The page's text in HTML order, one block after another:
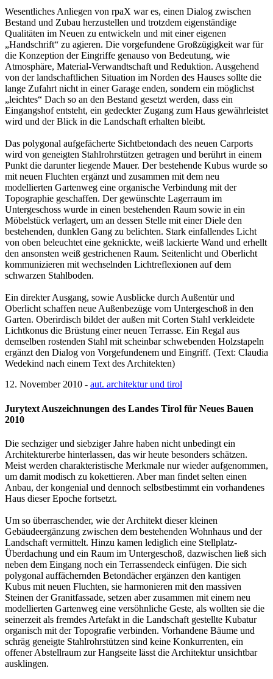
Wesentliches Anliegen von rpaX war es, einen Dialog zwischen
Bestand und Zubau herzustellen und trotzdem eigenständige
Qualitäten im Neuen zu entwickeln und mit einer eigenen
„Handschrift“ zu agieren. Die vorgefundene Großzügigkeit war für
die Konzeption der Eingriffe genauso von Bedeutung, wie
Atmosphäre, Material-Verwandtschaft und Reduktion. Ausgehend
von der landschaftlichen Situation im Norden des Hauses sollte die
lange Zufahrt nicht in einer Garage enden, sondern ein möglichst
„leichtes“ Dach so an den Bestand gesetzt werden, dass ein
Eingangshof entsteht, ein gedeckter Zugang zum Haus gewährleistet
wird und der Blick in die Landschaft erhalten bleibt.
Das polygonal aufgefächerte Sichtbetondach des neuen Carports
wird von geneigten Stahlrohrstützen getragen und berührt in einem
Punkt die darunter liegende Mauer. Der bestehende Kubus wurde so
mit neuen Fluchten ergänzt und zusammen mit dem neu
modellierten Gartenweg eine organische Verbindung mit der
Topographie geschaffen. Der gewünschte Lagerraum im
Untergeschoss wurde in einen bestehenden Raum sowie in ein
Möbelstück verlagert, um an dessen Stelle mit einer Diele den
bestehenden, dunklen Gang zu belichten. Stark einfallendes Licht
von oben beleuchtet eine geknickte, weiß lackierte Wand und erhellt
den ansonsten weiß gestrichenen Raum. Seitenlicht und Oberlicht
kommunizieren mit wechselnden Lichtreflexionen auf dem
schwarzen Stahlboden.
Ein direkter Ausgang, sowie Ausblicke durch Außentür und
Oberlicht schaffen neue Außenbezüge vom Untergeschoß in den
Garten. Oberirdisch bildet der außen mit Corten Stahl verkleidete
Lichtkonus die Brüstung einer neuen Terrasse. Ein Regal aus
demselben rostenden Stahl mit scheinbar schwebenden Holzstapeln
ergänzt den Dialog von Vorgefundenem und Eingriff. (Text: Claudia
Wedekind nach einem Text des Architekten)
12. November 2010 - aut. architektur und tirol
Jurytext Auszeichnungen des Landes Tirol für Neues Bauen
2010
Die sechziger und siebziger Jahre haben nicht unbedingt ein
Architekturerbe hinterlassen, das wir heute besonders schätzen.
Meist werden charakteristische Merkmale nur wieder aufgenommen,
um damit modisch zu kokettieren. Aber man findet selten einen
Anbau, der kongenial und dennoch selbstbestimmt ein vorhandenes
Haus dieser Epoche fortsetzt.
Um so überraschender, wie der Architekt dieser kleinen
Gebäudeergänzung zwischen dem bestehenden Wohnhaus und der
Landschaft vermittelt. Hinzu kamen lediglich eine Stellplatz-
Überdachung und ein Raum im Untergeschoß, dazwischen ließ sich
neben dem Eingang noch ein Terrassendeck einfügen. Die sich
polygonal auffächernden Betondächer ergänzen den kantigen
Kubus mit neuen Fluchten, sie harmonieren mit den massiven
Steinen der Granitfassade, setzen aber zusammen mit einem neu
modellierten Gartenweg eine versöhnliche Geste, als wollten sie die
seinerzeit als fremdes Artefakt in die Landschaft gestellte Kubatur
organisch mit der Topografie verbinden. Vorhandene Bäume und
schräg geneigte Stahlrohrstützen sind keine Konkurrenten, ein
offener Abstellraum zur Hangseite lässt die Architektur unsichtbar
ausklingen.